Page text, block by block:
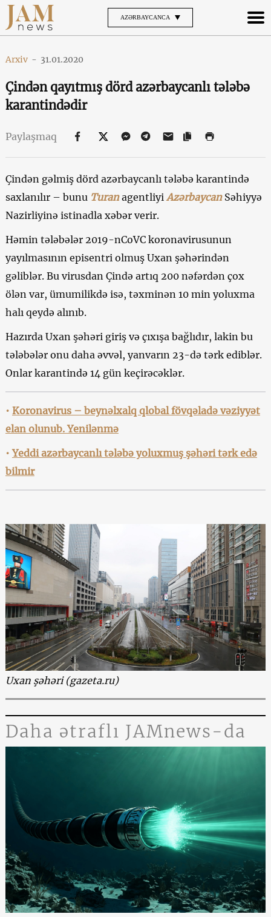
AZƏRBAYCANCA
Arxiv - 31.01.2020
Çindən qayıtmış dörd azərbaycanlı tələbə
karantindədir
Paylaşmaq
Çindən gəlmiş dörd azərbaycanlı tələbə karantində
saxlanılır – bunu Turan agentliyi AzərbaycanSəhiyyə
Nazirliyinə istinadla xəbər verir.
Həmin tələbələr 2019-nCoVС koronavirusunun
yayılmasının episentri olmuş Uxan şəhərindən
gəliblər. Bu virusdan Çində artıq 200 nəfərdən çox
ölən var, ümumilikdə isə, təxminən 10 min yoluxma
halı qeydə alınıb.
Hazırda Uxan şəhəri giriş və çıxışa bağlıdır, lakin bu
tələbələr onu daha əvvəl, yanvarın 23-də tərk ediblər.
Onlar karantində 14 gün keçirəcəklər.
• Koronavirus – beynəlxalq qlobal fövqəladə vəziyyət
elan olunub. Yenilənmə
•Yeddi azərbaycanlı tələbə yoluxmuş şəhəri tərk edə
bilmir
Uxan şəhəri (gazeta.ru)
Daha ətraflı JAMnews-da